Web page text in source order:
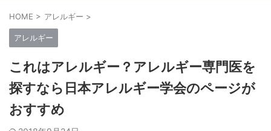
HOME > アレルギー >
アレルギー
これはアレルギー？アレルギー専門医を
探すなら日本アレルギー学会のページが
おすすめ